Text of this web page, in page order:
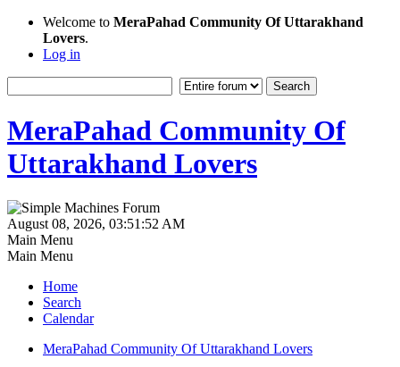
Welcome to MeraPahad Community Of Uttarakhand
Lovers.
Log in
MeraPahad Community Of
Uttarakhand Lovers
August 08, 2026, 03:51:52 AM
Main Menu
Main Menu
Home
Search
Calendar
MeraPahad Community Of Uttarakhand Lovers